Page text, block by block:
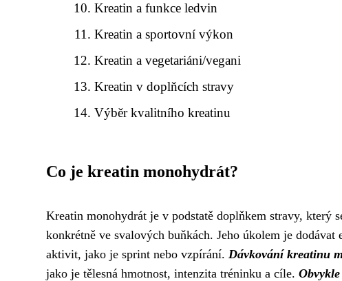
Kreatin a funkce ledvin
Kreatin a sportovní výkon
Kreatin a vegetariáni/vegani
Kreatin v doplňcích stravy
Výběr kvalitního kreatinu
Co je kreatin monohydrát?
Kreatin monohydrát je v podstatě doplňkem stravy, který
konkrétně ve svalových buňkách. Jeho úkolem je
aktivit, jako je sprint nebo vzpírání. Dávkování kreatinu
jako je tělesná hmotnost, intenzita tréninku a cíle.